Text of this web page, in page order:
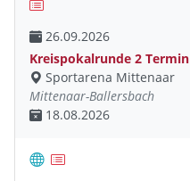
26.09.2026
Kreispokalrunde 2 Termin
Sportarena Mittenaar
Mittenaar-Ballersbach
18.08.2026